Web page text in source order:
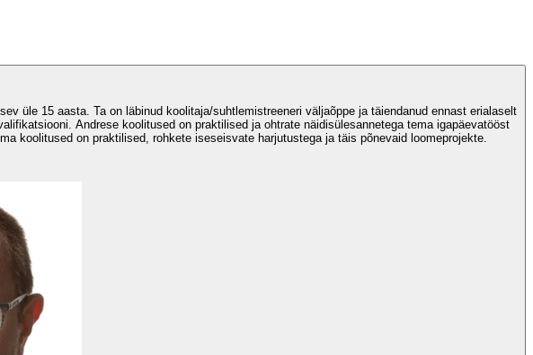
üle 15 aasta. Ta on läbinud koolitaja/suhtlemistreeneri väljaõppe ja täiendanud ennast erialaselt
Andrese koolitused on praktilised ja ohtrate näidisülesannetega tema igapäevatööst
koolitused on praktilised, rohkete iseseisvate harjutustega ja täis põnevaid loomeprojekte.